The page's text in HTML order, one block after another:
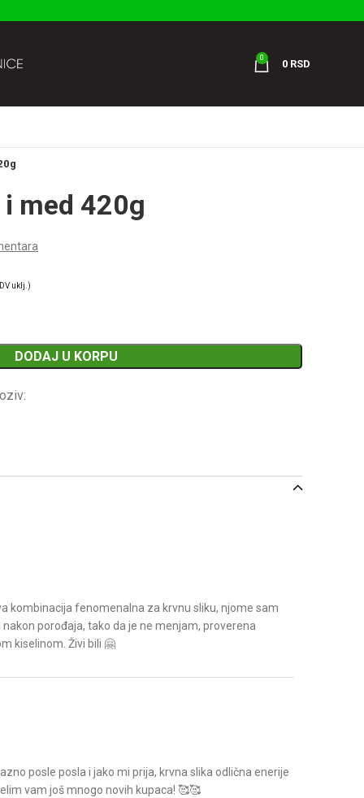
0
0 RSD
med 420g
uklj.)
DODAJ U KORPU
kombinacija fenomenalna za krvnu sliku, njome sam
porođaja, tako da je ne menjam, proverena
kiselinom. Živi bili 🤗
posle posla i jako mi prija, krvna slika odlična enerije
vam još mnogo novih kupaca! 🥰🥰